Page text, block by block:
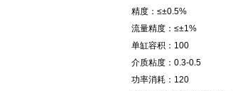
精度：≤±0.5%
流量精度：≤±1%
单缸容积：100
介质粘度：0.3-0.5
功率消耗：120